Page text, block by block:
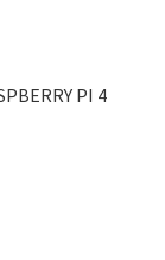
PI 4